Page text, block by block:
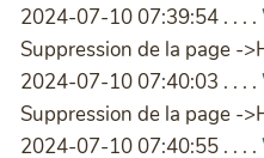
2024-07-10 07:39:54 . . . .
Suppression de la page -
2024-07-10 07:40:03 . . . .
Suppression de la page -
2024-07-10 07:40:55 . . . .